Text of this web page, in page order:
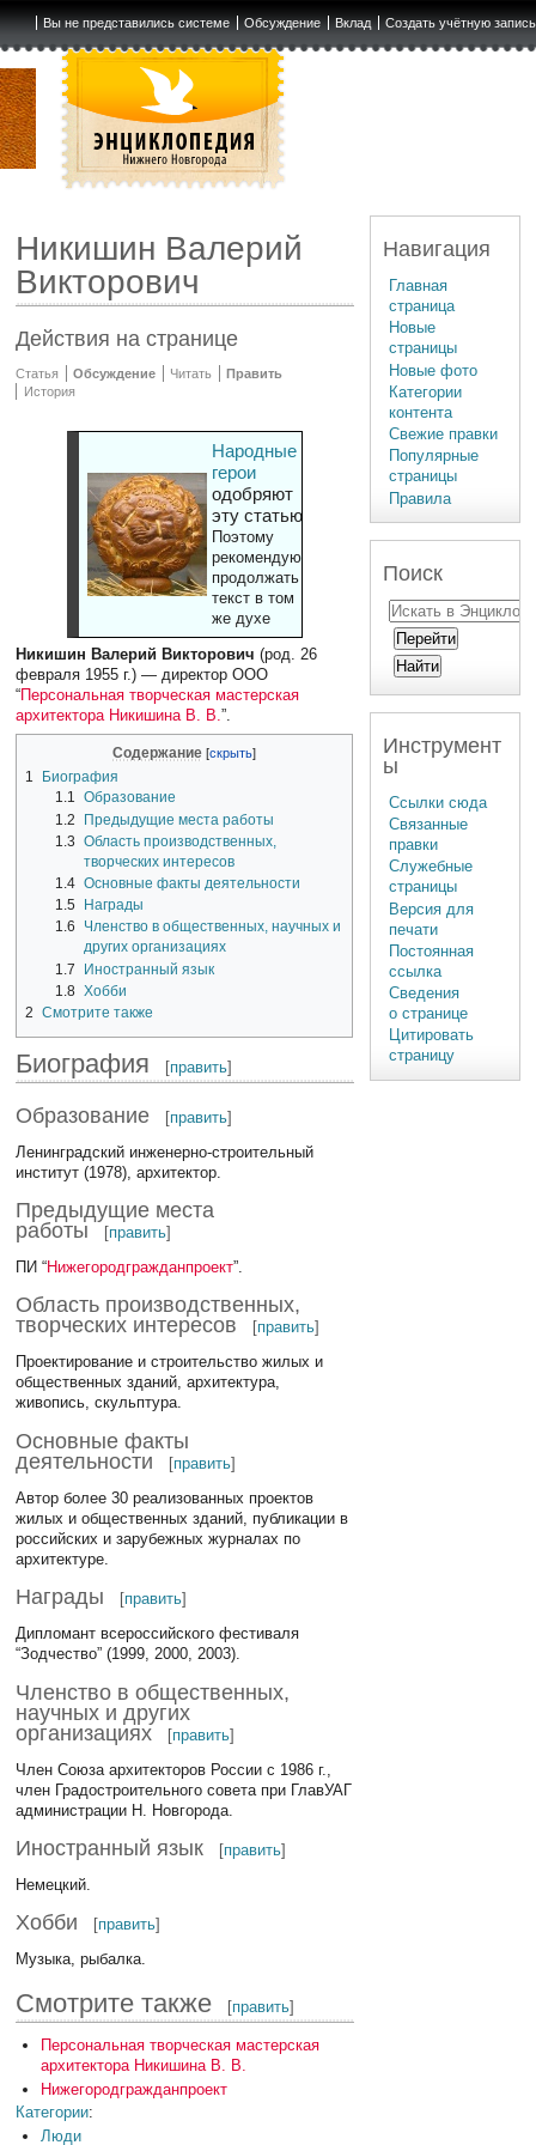
Вы не представились системе Обсуждение Вклад Создать учётную запись
Никишин Валерий
Викторович
Действия на странице
Статья Обсуждение Читать
Править
История
Народные
герои
одобряют
эту статью
Поэтому
рекомендуют
продолжать
текст в том
же духе
Никишин Валерий Викторович (род. 26
февраля 1955 г.) — директор ООО
“Персональная творческая мастерская
архитектора Никишина В. В.”.
Содержание
1
Биография
1.1 Образование
1.2
Предыдущие места работы
1.3 Область производственных,
творческих интересов
1.4 Основные факты деятельности
1.5
Награды
1.6
Членство в общественных, научных и
других организациях
1.7
Иностранный язык
1.8 Хобби
2
Смотрите также
Биография [править]
Образование [править]
Ленинградский инженерно-строительный
институт (1978), архитектор.
Предыдущие места
работы
[править]
ПИ “Нижегородгражданпроект”.
Область производственных,
творческих интересов
[править]
Проектирование и строительство жилых и
общественных зданий, архитектура,
живопись, скульптура.
Основные факты
деятельности
[править]
Автор более 30 реализованных проектов
жилых и общественных зданий, публикации в
российских и зарубежных журналах по
архитектуре.
Награды [править]
Дипломант всероссийского фестиваля
“Зодчество” (1999, 2000, 2003).
Членство в общественных,
научных и других
организациях
[править]
Член Союза архитекторов России с 1986 г.,
член Градостроительного совета при ГлавУАГ
администрации Н. Новгорода.
Иностранный язык [править]
Немецкий.
Хобби [править]
Музыка, рыбалка.
Смотрите также [править]
Персональная творческая мастерская
архитектора Никишина В. В.
Нижегородгражданпроект
Категории:
Люди
Навигация
Главная
страница
Новые
страницы
Новые фото
Категории
контента
Свежие правки
Популярные
страницы
Правила
Поиск
Инструмент
ы
Ссылки сюда
Связанные
правки
Служебные
страницы
Версия для
печати
Постоянная
ссылка
Сведения
о странице
Цитировать
страницу